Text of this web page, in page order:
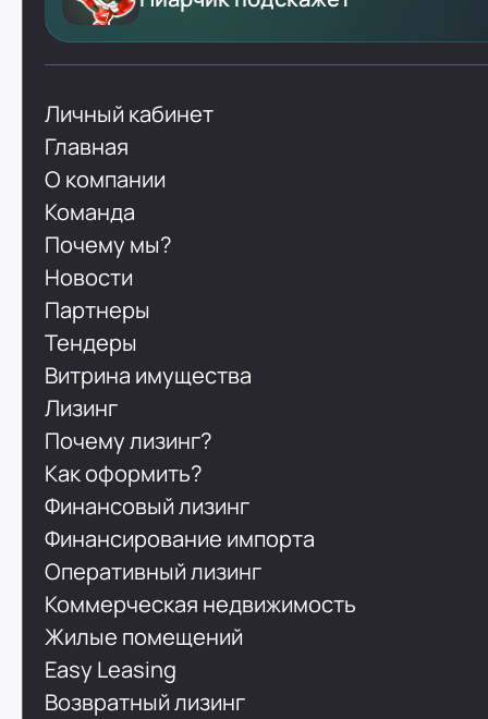
Личный кабинет
Главная
О компании
Команда
Почему мы?
Новости
Партнеры
Тендеры
Витрина имущества
Лизинг
Почему лизинг?
Как оформить?
Финансовый лизинг
Финансирование импорта
Оперативный лизинг
Коммерческая недвижимость
Жилые помещений
Easy Leasing
Возвратный лизинг